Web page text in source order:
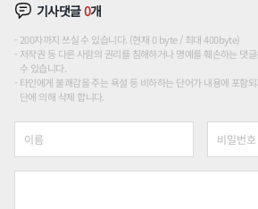
기사댓글0개
200자까지 쓰실 수 있습니다. (현재 0 byte / 최대 400byte)
저작권 등 다른 사람의 권리를 침해하거나 명예를 훼손하는 댓
수 있습니다.
타인에게 불쾌감을 주는 욕설 등 비하하는 단어가 내용에 포함
단에 의해 삭제 합니다.